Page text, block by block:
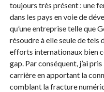
toujours très présent : une
dans les pays en voie de
qu’une entreprise telle que
résoudre à elle seule de tels
efforts internationaux bien
gap. Par conséquent, j’ai
carrière en apportant la
comblant la fracture